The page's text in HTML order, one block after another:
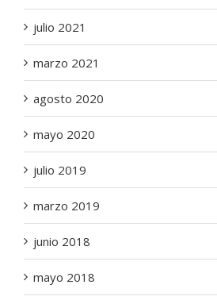
julio 2021
marzo 2021
agosto 2020
mayo 2020
julio 2019
marzo 2019
junio 2018
mayo 2018